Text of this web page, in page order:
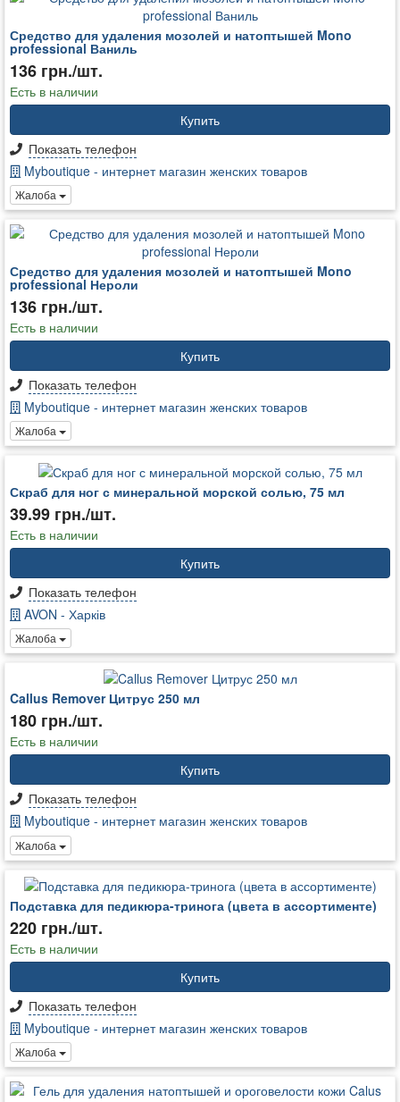
Средство для удаления мозолей и натоптышей Mono
professional Ваниль
136 грн./шт.
Есть в наличии
Купить
Показать телефон
Myboutique - интернет магазин женских товаров
Жалоба
Средство для удаления мозолей и натоптышей Mono
professional Нероли
136 грн./шт.
Есть в наличии
Купить
Показать телефон
Myboutique - интернет магазин женских товаров
Жалоба
Скраб для ног с минеральной морской солью, 75 мл
39.99 грн./шт.
Есть в наличии
Купить
Показать телефон
AVON - Харків
Жалоба
Callus Remover Цитрус 250 мл
180 грн./шт.
Есть в наличии
Купить
Показать телефон
Myboutique - интернет магазин женских товаров
Жалоба
Подставка для педикюра-тринога (цвета в ассортименте)
220 грн./шт.
Есть в наличии
Купить
Показать телефон
Myboutique - интернет магазин женских товаров
Жалоба